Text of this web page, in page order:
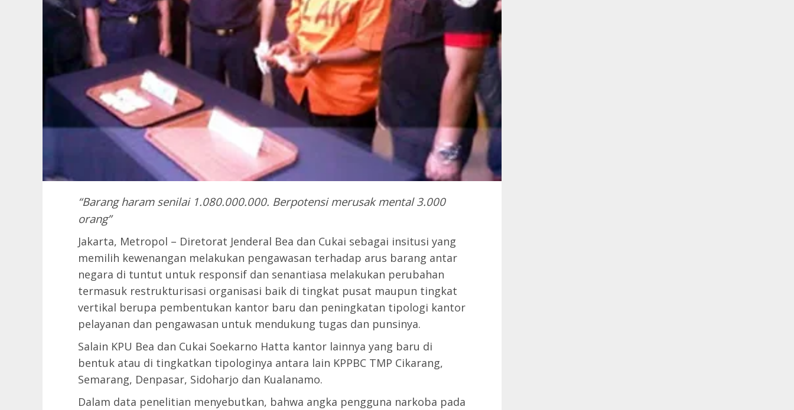
“Barang haram senilai 1.080.000.000. Berpotensi merusak mental 3.000
orang”
Jakarta, Metropol – Diretorat Jenderal Bea dan Cukai sebagai insitusi yang
memilih kewenangan melakukan pengawasan terhadap arus barang antar
negara di tuntut untuk responsif dan senantiasa melakukan perubahan
termasuk restrukturisasi organisasi baik di tingkat pusat maupun tingkat
vertikal berupa pembentukan kantor baru dan peningkatan tipologi kantor
pelayanan dan pengawasan untuk mendukung tugas dan punsinya.
Salain KPU Bea dan Cukai Soekarno Hatta kantor lainnya yang baru di
bentuk atau di tingkatkan tipologinya antara lain KPPBC TMP Cikarang,
Semarang, Denpasar, Sidoharjo dan Kualanamo.
Dalam data penelitian menyebutkan, bahwa angka pengguna narkoba pada